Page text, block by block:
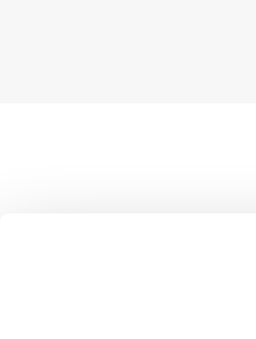
terms for
term
term for